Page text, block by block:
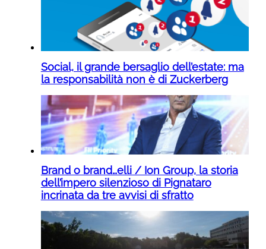
Social, il grande bersaglio dell’estate: ma
la responsabilità non è di Zuckerberg
Brand o brand…elli / Ion Group, la storia
dell’impero silenzioso di Pignataro
incrinata da tre avvisi di sfratto